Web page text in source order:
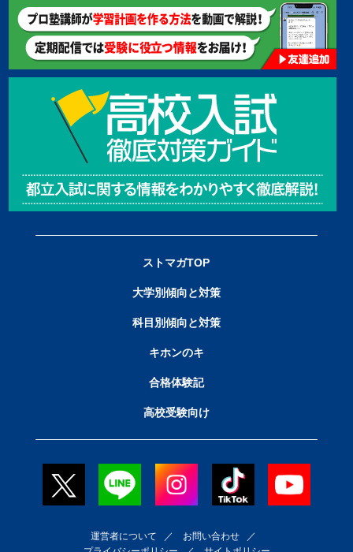
ストマガTOP
大学別傾向と対策
科目別傾向と対策
キホンのキ
合格体験記
高校受験向け
運営者について ／ お問い合わせ／